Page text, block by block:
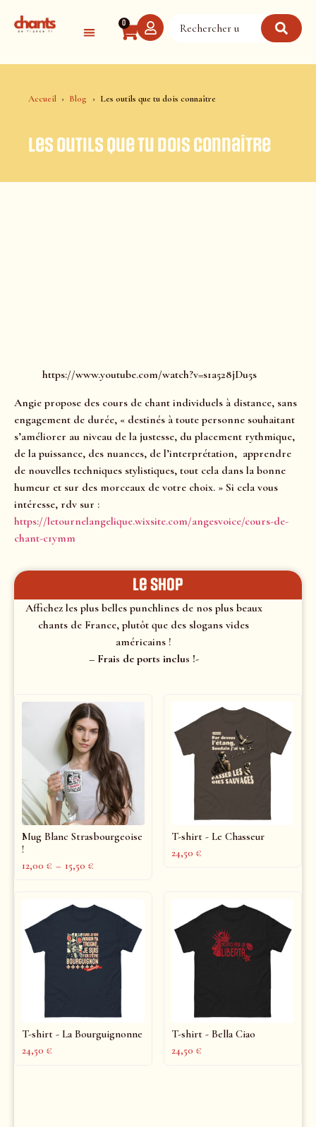
0
Accueil Blog Les outils que tu dois connaître
Les outils que tu dois connaître
https://www.youtube.com/watch?v=s1a528jDu5s
Angie propose des cours de chant individuels à distance, sans
engagement de durée, « destinés à toute personne souhaitant
s’améliorer au niveau de la justesse, du placement rythmique,
de la puissance, des nuances, de l’interprétation, apprendre
de nouvelles techniques stylistiques, tout cela dans la bonne
humeur et sur des morceaux de votre choix. » Si cela vous
intéresse, rdv sur :
https://letournelangelique.wixsite.com/angesvoice/cours-de-
chant-c1ymm
le shop
Affichez les plus belles punchlines de nos plus beaux
chants de France, plutôt que des slogans vides
américains !
– Frais de ports inclus !-
Mug Blanc Strasbourgeoise
!
12,00 € – 15,50 €
T-shirt - Le Chasseur
24,50 €
T-shirt - La Bourguignonne
24,50 €
T-shirt - Bella Ciao
24,50 €